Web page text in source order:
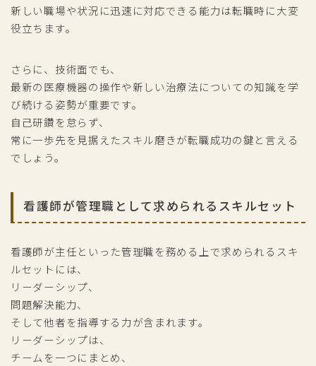
新しい職場や状況に迅速に対応できる能力は転職時に大変
役立ちます。
さらに、技術面でも、
最新の医療機器の操作や新しい治療法についての知識を学
び続ける姿勢が重要です。
自己研鑽を怠らず、
常に一歩先を見据えたスキル磨きが転職成功の鍵と言える
でしょう。
看護師が管理職として求められるスキルセット
看護師が主任といった管理職を務める上で求められるスキ
ルセットには、
リーダーシップ、
問題解決能力、
そして他者を指導する力が含まれます。
リーダーシップは、
チームを一つにまとめ、